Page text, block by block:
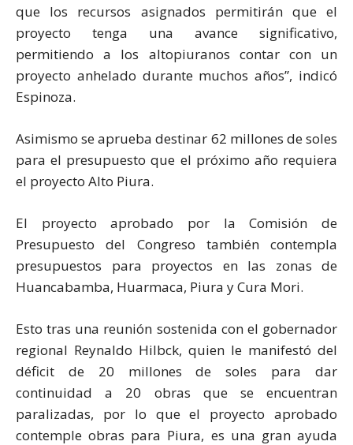
que los recursos asignados permitirán que el
proyecto tenga una avance significativo,
permitiendo a los altopiuranos contar con un
proyecto anhelado durante muchos años”, indicó
Espinoza.
Asimismo se aprueba destinar 62 millones de soles
para el presupuesto que el próximo año requiera
el proyecto Alto Piura.
El proyecto aprobado por la Comisión de
Presupuesto del Congreso también contempla
presupuestos para proyectos en las zonas de
Huancabamba, Huarmaca, Piura y Cura Mori.
Esto tras una reunión sostenida con el gobernador
regional Reynaldo Hilbck, quien le manifestó del
déficit de 20 millones de soles para dar
continuidad a 20 obras que se encuentran
paralizadas, por lo que el proyecto aprobado
contemple obras para Piura, es una gran ayuda